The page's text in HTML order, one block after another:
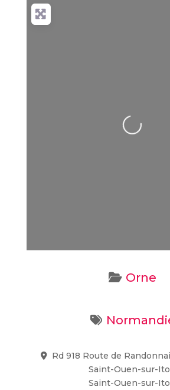
Loading...
Orne
Rd 918 Route de
Saint-Ouen-sur-
Saint-Ouen-sur-